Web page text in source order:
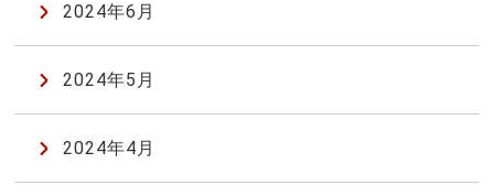
2024年6月
2024年5月
2024年4月